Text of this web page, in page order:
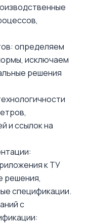
определяем
исключаем
решения
и ссылок на
к ТУ
решения,
спецификации.
с